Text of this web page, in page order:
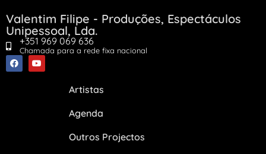
Valentim Filipe - Produções, Espectáculos
Unipessoal, Lda.
+351 969 069 636
Chamada para a rede fixa nacional
Artistas
Agenda
Outros Projectos